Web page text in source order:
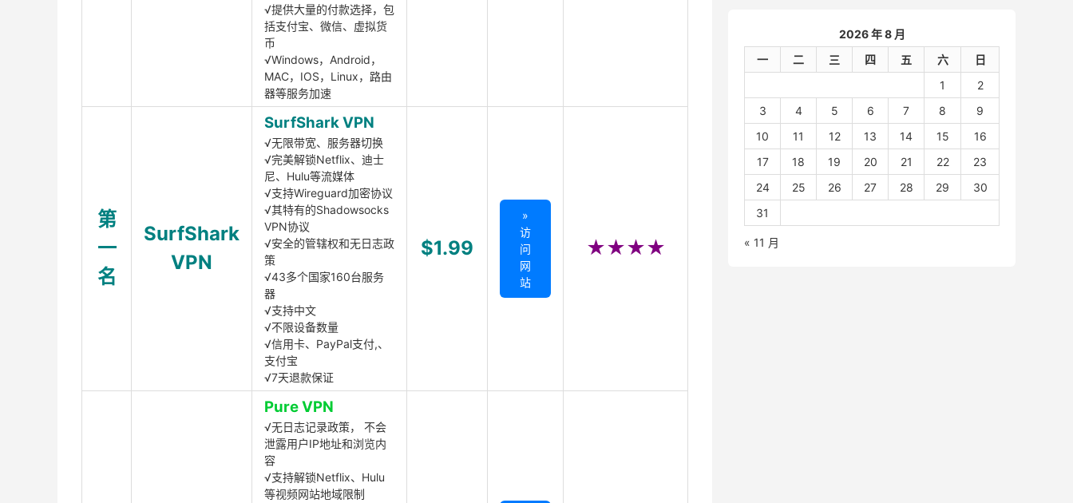
√提供大量的付款选择，包
括支付宝、微信、虚拟货
币
√Windows，Android，
MAC，IOS，Linux，路由
器等服务加速
第
一
名
SurfShark
VPN
SurfShark VPN
√无限带宽、服务器切换
√完美解锁Netflix、迪士
尼、Hulu等流媒体
√支持Wireguard加密协议
√其特有的Shadowsocks
VPN协议
√安全的管辖权和无日志政
策
√43多个国家160台服务
器
√支持中文
√不限设备数量
√信用卡、PayPal支付,、
支付宝
√7天退款保证
$1.99
»
访
问
网
站
★★★★
Pure VPN
√无日志记录政策， 不会
泄露用户IP地址和浏览内
容
√支持解锁Netflix、Hulu
等视频网站地域限制
2026 年 8 月
一
二 三 四 五 六
日
1
2
3
4 5 6 7 8
9
10
11 12 13 14 15
16
17
18 19 20 21 22
23
24
25 26 27 28 29
30
31
« 11 月